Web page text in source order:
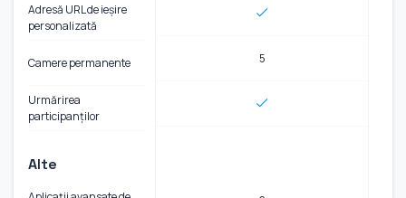
Adresă URL de ieșire
personalizată
Camere permanente
Urmărirea
participanților
Alte
5